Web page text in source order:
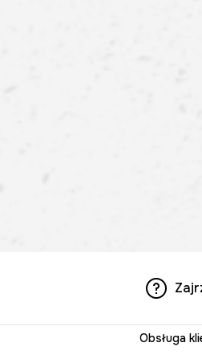
Obsługa